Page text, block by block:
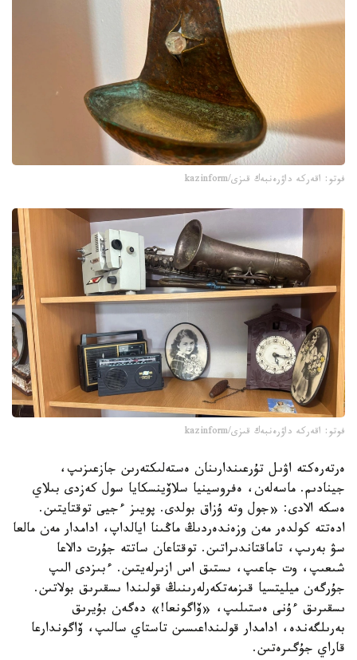
فوتو: اقەركە داۋرەنبەك قىزى/kazinform
فوتو: اقەركە داۋرەنبەك قىزى/kazinform
ەرتەرەكتە اۋىل تۇرعىندارىنان ەستەلىكتەرىن جازعىزىپ،
جينادىم. ماسەلەن، ەفروسينيا سلاۆينسكايا سول كەزدى بىلاي
ەسكە الادى: «جول وتە ۇزاق بولدى. پويىز ءجيى توقتايتىن.
ادەتتە كولدەر مەن وزەندەردىڭ ماڭىنا ايالداپ، ادامدار مەن مالعا
سۋ بەرىپ، تاماقتاندىراتىن. توقتاعان ساتتە جۇرت دالاعا
شىعىپ، وت جاعىپ، ىستىق اس ازىرلەيتىن. ءبىزدى الىپ
جۇرگەن ميليتسيا قىزمەتكەرلەرىنىڭ قولىندا ىسقىرىق بولاتىن.
ىسقىرىق ءۇنى ەستىلىپ، «ۆاگونعا!» دەگەن بۇيرىق
بەرىلگەندە، ادامدار قولىنداعىسىن تاستاي سالىپ، ۆاگوندارعا
قاراي جۇگىرەتىن.